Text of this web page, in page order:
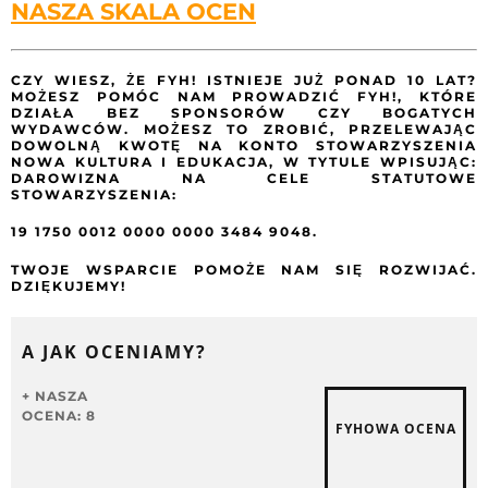
NASZA SKALA OCEN
CZY WIESZ, ŻE FYH! ISTNIEJE JUŻ PONAD 10 LAT?
MOŻESZ POMÓC NAM PROWADZIĆ FYH!, KTÓRE
DZIAŁA BEZ SPONSORÓW CZY BOGATYCH
WYDAWCÓW. MOŻESZ TO ZROBIĆ, PRZELEWAJĄC
DOWOLNĄ KWOTĘ NA KONTO STOWARZYSZENIA
NOWA KULTURA I EDUKACJA, W TYTULE WPISUJĄC:
DAROWIZNA NA CELE STATUTOWE
STOWARZYSZENIA:
19 1750 0012 0000 0000 3484 9048.
TWOJE WSPARCIE POMOŻE NAM SIĘ ROZWIJAĆ.
DZIĘKUJEMY!
A JAK OCENIAMY?
NASZA
OCENA: 8
FYHOWA OCENA